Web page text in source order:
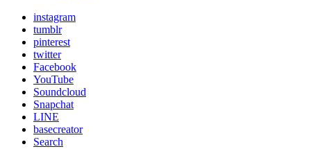
instagram
tumblr
pinterest
twitter
Facebook
YouTube
Soundcloud
Snapchat
LINE
basecreator
Search